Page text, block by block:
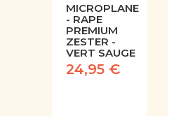
MICROPLANE
- RAPE
PREMIUM
ZESTER -
VERT SAUGE
24,95 €